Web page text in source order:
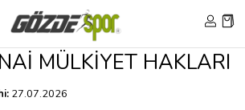
MÜLKİYET HAKLARI
27.07.2026